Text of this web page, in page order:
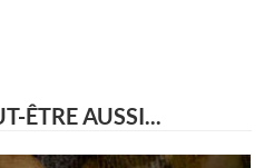
ÊTRE AUSSI...